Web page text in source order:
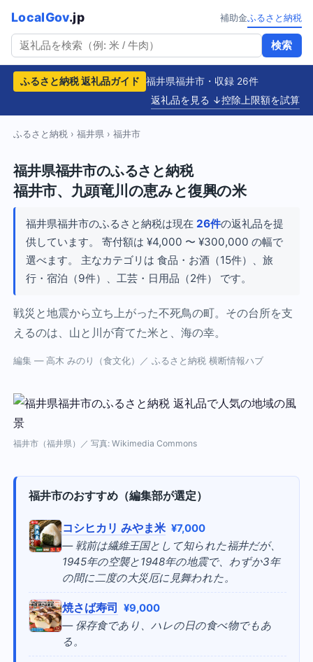
LocalGov.jp
検索
補助金ふるさと納税
ふるさと納税 返礼品ガイド
福井県福井市・収録 26件
返礼品を見る ↓控除上限額を試算
ふるさと納税 ›福井県 › 福井市
福井県福井市のふるさと納税
福井市、九頭竜川の恵みと復興の米
福井県福井市のふるさと納税は現在 26件の返礼品を提
供しています。 寄付額は ¥4,000 〜 ¥300,000 の幅で
選べます。 主なカテゴリは 食品・お酒（15件）、旅
行・宿泊（9件）、工芸・日用品（2件） です。
戦災と地震から立ち上がった不死鳥の町。その台所を支
えるのは、山と川が育てた米と、海の幸。
編集 — 高木 みのり（食文化）／ ふるさと納税 横断情報ハブ
福井市（福井県）／ 写真: Wikimedia Commons
福井市のおすすめ（編集部が選定）
コシヒカリ みやま米 ¥7,000
— 戦前は繊維王国として知られた福井だが、
1945年の空襲と1948年の地震で、わずか3年
の間に二度の大災厄に見舞われた。
焼さば寿司 ¥9,000
— 保存食であり、ハレの日の食べ物でもあ
る。